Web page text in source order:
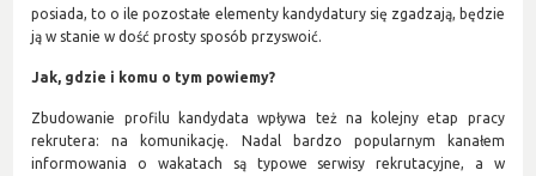
posiada, to o ile pozostałe elementy kandydatury się zgadzają, będzie
ją w stanie w dość prosty sposób przyswoić.
Jak, gdzie i komu o tym powiemy?
Zbudowanie profilu kandydata wpływa też na kolejny etap pracy
rekrutera: na komunikację. Nadal bardzo popularnym kanałem
informowania o wakatach są typowe serwisy rekrutacyjne, a w